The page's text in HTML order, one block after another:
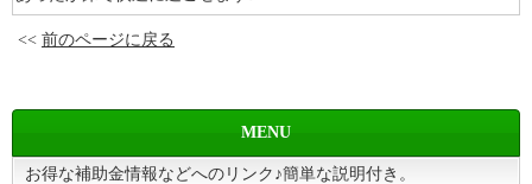
<< 前のページに戻る
MENU
お得な補助金情報などへのリンク♪簡単な説明付き。